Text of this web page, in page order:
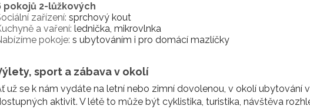
pokojů 2-lůžkových
zařízení: sprchový kout
a vaření: lednička, mikrovlnka
pokoje: s ubytováním i pro domácí mazlíčky
sport a zábava v okolí
už se k nám vydáte na letní nebo zimní dovolenou, v okolí ubytování
aktivit. V létě to může být cyklistika, turistika, návštěva